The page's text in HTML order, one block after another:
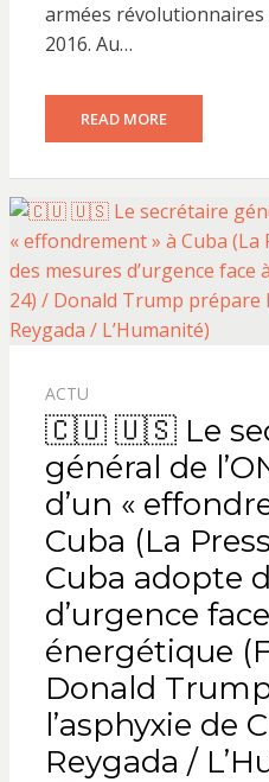
armées révolutionnaires
2016. Au…
READ MORE
ACTU
🇨🇺 🇺🇸 Le
général de
d’un «
Cuba (La
Cuba adopte
d’urgence
énergétique
Donald
l’asphyxie de
Reygada /